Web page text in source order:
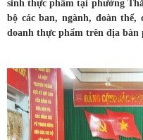
sinh thực phẩm tại phường
bộ các ban, ngành, đoàn thể,
doanh thực phẩm trên địa bàn